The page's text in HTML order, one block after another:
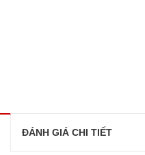
ĐÁNH GIÁ CHI TIẾT